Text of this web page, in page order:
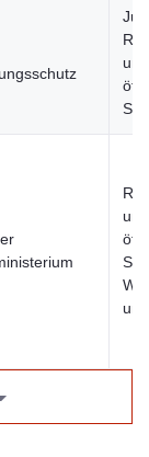
und
und